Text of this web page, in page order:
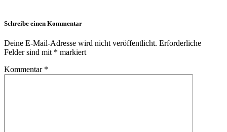
Schreibe einen Kommentar
Deine E-Mail-Adresse wird nicht veröffentlicht. Erforderliche
Felder sind mit * markiert
Kommentar *